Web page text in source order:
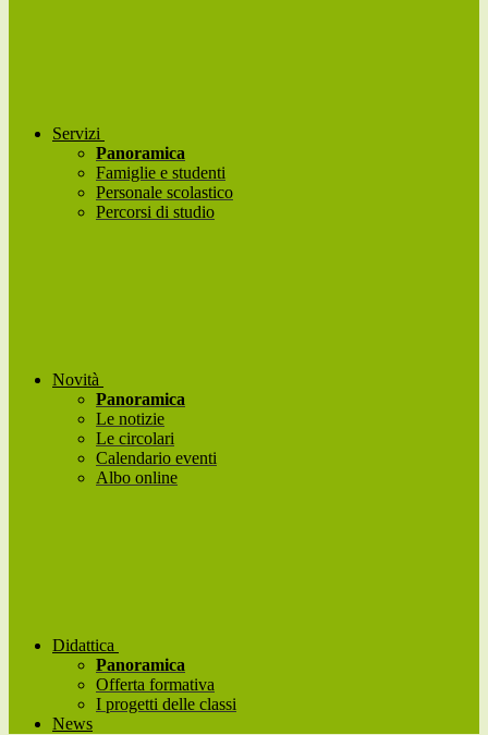
Servizi
Panoramica
Famiglie e studenti
Personale scolastico
Percorsi di studio
Novità
Panoramica
Le notizie
Le circolari
Calendario eventi
Albo online
Didattica
Panoramica
Offerta formativa
I progetti delle classi
News